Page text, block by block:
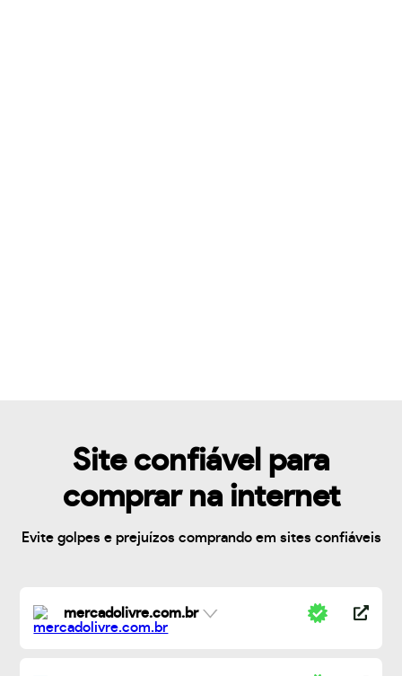
Site confiável para
comprar na internet
Evite golpes e prejuízos comprando em sites confiáveis
mercadolivre.com.br